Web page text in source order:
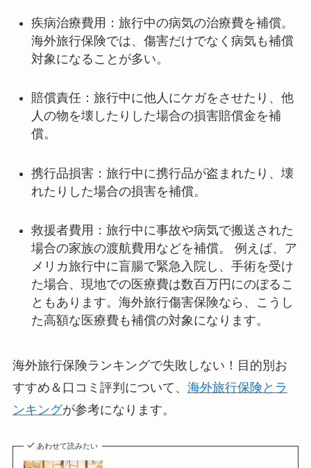
疾病治療費用：旅行中の病気の治療費を補償。
海外旅行保険では、傷害だけでなく病気も補償
対象になることが多い。
賠償責任：旅行中に他人にケガをさせたり、他
人の物を壊したりした場合の損害賠償金を補
償。
携行品損害：旅行中に携行品が盗まれたり、壊
れたりした場合の損害を補償。
救援者費用：旅行中に事故や病気で搬送された
場合の家族の渡航費用などを補償。 例えば、ア
メリカ旅行中に盲腸で緊急入院し、手術を受け
た場合、現地での医療費は数百万円にのぼるこ
ともあります。海外旅行傷害保険なら、こうし
た高額な医療費も補償の対象になります。
海外旅行保険ランキングで失敗しない！目的別お
すすめ＆口コミ評判について、 海外旅行保険とラ
ンキングが参考になります。
あわせて読みたい